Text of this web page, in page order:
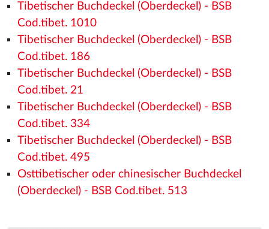
Tibetischer Buchdeckel (Oberdeckel) - BSB
Cod.tibet. 1010
Tibetischer Buchdeckel (Oberdeckel) - BSB
Cod.tibet. 186
Tibetischer Buchdeckel (Oberdeckel) - BSB
Cod.tibet. 21
Tibetischer Buchdeckel (Oberdeckel) - BSB
Cod.tibet. 334
Tibetischer Buchdeckel (Oberdeckel) - BSB
Cod.tibet. 495
Osttibetischer oder chinesischer Buchdeckel
(Oberdeckel) - BSB Cod.tibet. 513